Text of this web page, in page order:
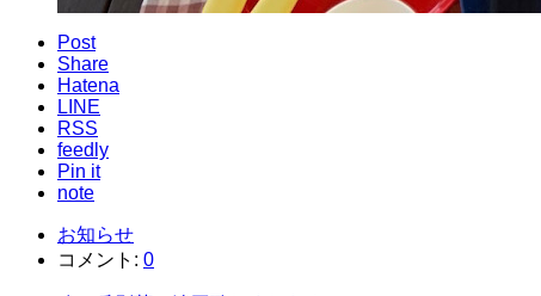
Post
Share
Hatena
LINE
RSS
feedly
Pin it
note
お知らせ
コメント: 0